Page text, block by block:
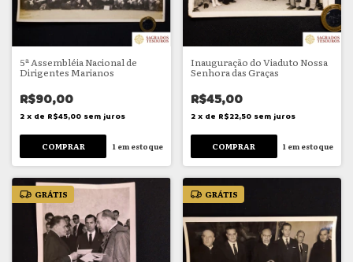
5ª Assembléia Nacional de
Dirigentes Marianos
R$90,00
2 x de R$45,00 sem juros
1 em estoque
Inauguração do Viaduto Nossa
Senhora das Graças
R$45,00
2 x de R$22,50 sem juros
1 em estoque
GRÁTIS GRÁTIS